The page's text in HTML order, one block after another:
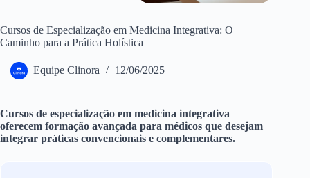
Cursos de Especialização em Medicina Integrativa: O
Caminho para a Prática Holística
Equipe Clinora 12/06/2025
Cursos de especialização em medicina integrativa
oferecem formação avançada para médicos que desejam
integrar práticas convencionais e complementares.